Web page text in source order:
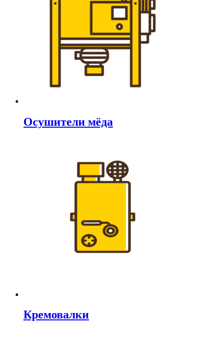
Осушители мёда
Кремовалки